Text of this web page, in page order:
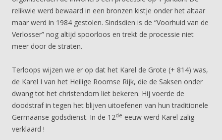
relikwie werd bewaard in een bronzen kistje onder het altaar
maar werd in 1984 gestolen. Sindsdien is de “Voorhuid van de
Verlosser” nog altijd spoorloos en trekt de processie niet
meer door de straten.
Terloops wijzen we er op dat het Karel de Grote (+ 814) was,
de Karel I van het Heilige Roomse Rijk, die de Saksen onder
dwang tot het christendom liet bekeren. Hij voerde de
doodstraf in tegen het blijven uitoefenen van hun traditionele
Germaanse godsdienst. In de 12de eeuw werd Karel zalig
verklaard !